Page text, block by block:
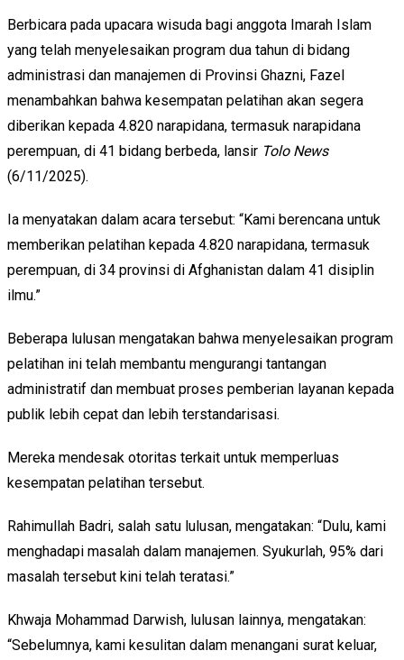
Berbicara pada upacara wisuda bagi anggota Imarah Islam
yang telah menyelesaikan program dua tahun di bidang
administrasi dan manajemen di Provinsi Ghazni, Fazel
menambahkan bahwa kesempatan pelatihan akan segera
diberikan kepada 4.820 narapidana, termasuk narapidana
perempuan, di 41 bidang berbeda, lansir Tolo News
(6/11/2025).
Ia menyatakan dalam acara tersebut: “Kami berencana untuk
memberikan pelatihan kepada 4.820 narapidana, termasuk
perempuan, di 34 provinsi di Afghanistan dalam 41 disiplin
ilmu.”
Beberapa lulusan mengatakan bahwa menyelesaikan program
pelatihan ini telah membantu mengurangi tantangan
administratif dan membuat proses pemberian layanan kepada
publik lebih cepat dan lebih terstandarisasi.
Mereka mendesak otoritas terkait untuk memperluas
kesempatan pelatihan tersebut.
Rahimullah Badri, salah satu lulusan, mengatakan: “Dulu, kami
menghadapi masalah dalam manajemen. Syukurlah, 95% dari
masalah tersebut kini telah teratasi.”
Khwaja Mohammad Darwish, lulusan lainnya, mengatakan:
“Sebelumnya, kami kesulitan dalam menangani surat keluar,